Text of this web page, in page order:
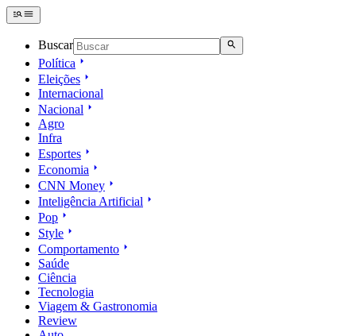
Buscar
Política
Eleições
Internacional
Nacional
Agro
Infra
Esportes
Economia
CNN Money
Inteligência Artificial
Pop
Style
Comportamento
Saúde
Ciência
Tecnologia
Viagem & Gastronomia
Review